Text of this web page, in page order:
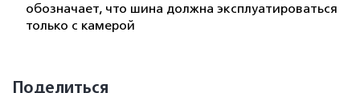
обозначает, что шина должна эксплуатироваться
только с камерой
Поделиться